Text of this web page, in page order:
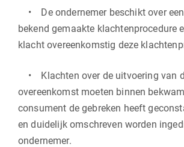
• De ondernemer beschikt over
bekend gemaakte klachtenprocedure
klacht overeenkomstig deze
• Klachten over de uitvoering van
overeenkomst moeten binnen
consument de gebreken heeft
en duidelijk omschreven worden
ondernemer.